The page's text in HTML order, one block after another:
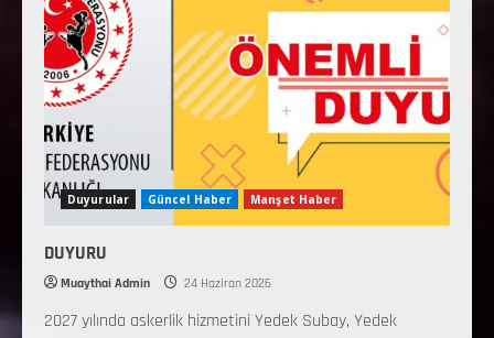
Duyurular Güncel Haber Manşet Haber
DUYURU
Muaythai Admin 24 Haziran 2026
2027 yılında askerlik hizmetini Yedek Subay, Yedek